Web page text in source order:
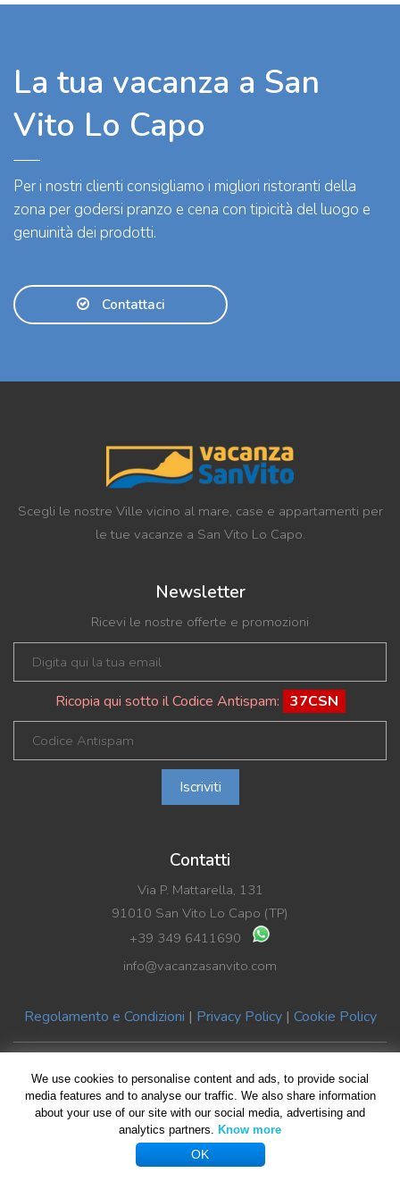
La tua vacanza a San
Vito Lo Capo
Per i nostri clienti consigliamo i migliori ristoranti della
zona per godersi pranzo e cena con tipicità del luogo e
genuinità dei prodotti.
Contattaci
Scegli le nostre Ville vicino al mare, case e appartamenti per
le tue vacanze a San Vito Lo Capo.
Newsletter
Ricevi le nostre offerte e promozioni
Ricopia qui sotto il Codice Antispam: 37CSN
Iscriviti
Contatti
Via P. Mattarella, 131
91010 San Vito Lo Capo (TP)
+39 349 6411690
info@vacanzasanvito.com
Regolamento e Condizioni | Privacy Policy | Cookie Policy
© Copyright 2019 Vacanza SanVito di Benedetto La Rocca | P.Iva
02489590816
All rights reserved | Design byGiovanni Giliberti| Foto HomePage
Giuseppe Violante
We use cookies to personalise content and ads, to provide social
media features and to analyse our traffic. We also share information
about your use of our site with our social media, advertising and
analytics partners. Know more
OK